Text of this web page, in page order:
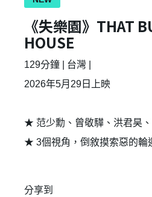
《失樂園》THAT
HOUSE
129分鐘 | 台灣 |
2026​年5月29日上映
★ 范少勳、曾敬驊​、洪君昊
★ 3個視角，倒敘摸索惡的
分享到